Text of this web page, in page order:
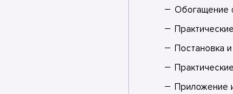
Обогащение
Постановка
Приложение